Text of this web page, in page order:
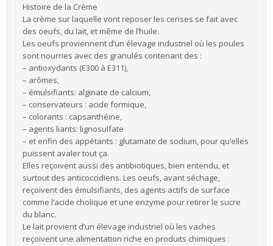
Histoire de la Crème
La crème sur laquelle vont reposer les cerises se fait avec
des oeufs, du lait, et même de l’huile.
Les oeufs proviennent d’un élevage industriel où les poules
sont nourries avec des granulés contenant des :
– antioxydants (E300 à E311),
– arômes,
– émulsifiants: alginate de calcium,
– conservateurs : acide formique,
– colorants : capsanthéine,
– agents liants: lignosulfate
– et enfin des appétants : glutamate de sodium, pour qu’elles
puissent avaler tout ça.
Elles reçoivent aussi des antibiotiques, bien entendu, et
surtout des anticoccidiens. Les oeufs, avant séchage,
reçoivent des émulsifiants, des agents actifs de surface
comme l’acide cholique et une enzyme pour retirer le sucre
du blanc.
Le lait provient d’un élevage industriel où les vaches
reçoivent une alimentation riche en produits chimiques :